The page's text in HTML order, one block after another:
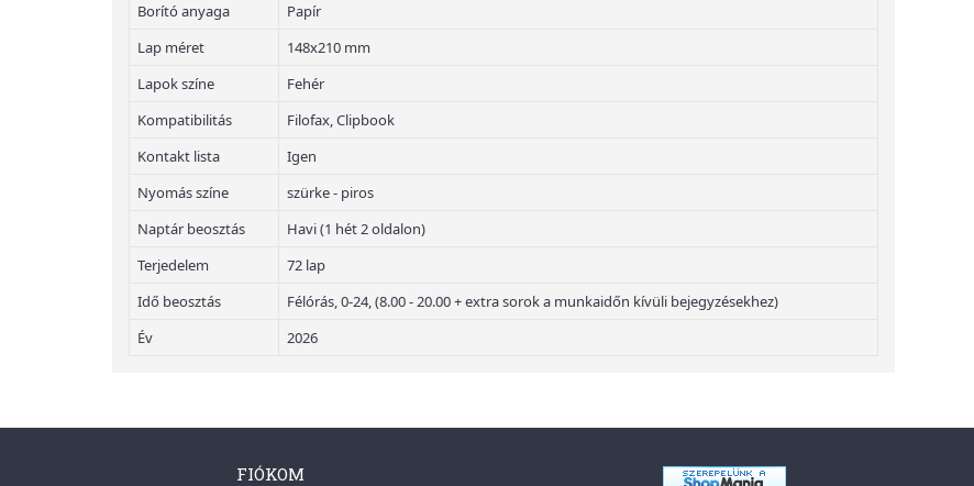
Borító anyaga
Papír
Lap méret
148x210 mm
Lapok színe
Fehér
Kompatibilitás
Filofax, Clipbook
Kontakt lista
Igen
Nyomás színe
szürke - piros
Naptár beosztás
Havi (1 hét 2 oldalon)
Terjedelem
72 lap
Idő beosztás
Félórás, 0-24, (8.00 - 20.00 + extra sorok a munkaidőn kívüli bejegyzésekhez)
Év
2026
FIÓKOM